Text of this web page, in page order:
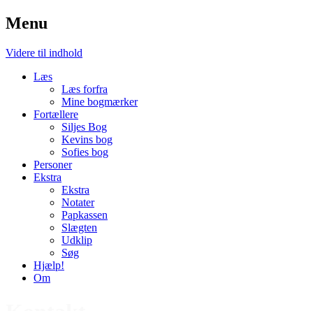
Menu
Videre til indhold
Læs
Læs forfra
Mine bogmærker
Fortællere
Siljes Bog
Kevins bog
Sofies bog
Personer
Ekstra
Ekstra
Notater
Papkassen
Slægten
Udklip
Søg
Hjælp!
Om